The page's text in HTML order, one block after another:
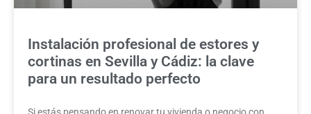
Instalación profesional de estores y
cortinas en Sevilla y Cádiz: la clave
para un resultado perfecto
Si estás pensando en renovar tu vivienda o negocio con